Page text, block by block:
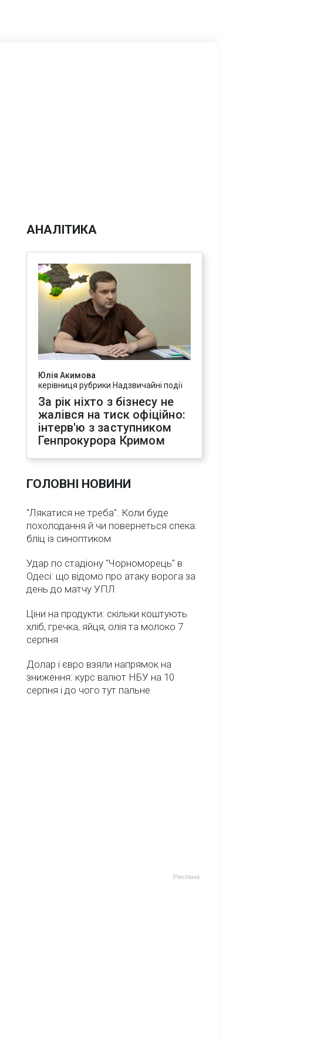
АНАЛІТИКА
Юлія Акимова
керівниця рубрики Надзвичайні події
За рік ніхто з бізнесу не
жалівся на тиск офіційно:
інтерв'ю з заступником
Генпрокурора Кримом
ГОЛОВНІ НОВИНИ
"Лякатися не треба". Коли буде
похолодання й чи повернеться спека:
бліц із синоптиком
Удар по стадіону "Чорноморець" в
Одесі: що відомо про атаку ворога за
день до матчу УПЛ
Ціни на продукти: скільки коштують
хліб, гречка, яйця, олія та молоко 7
серпня
Долар і євро взяли напрямок на
зниження: курс валют НБУ на 10
серпня і до чого тут пальне